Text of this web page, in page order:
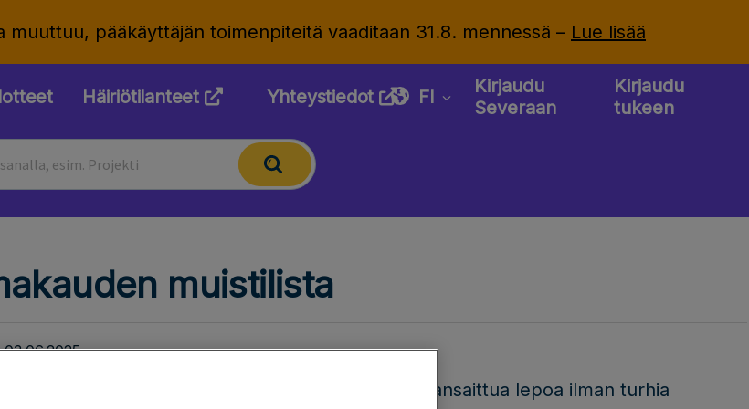
pääkäyttäjän toimenpiteitä vaaditaan 31.8. mennessä – Lue lisää
Häiriötilanteet Yhteystiedot FI
Kirjaudu
Severaan
Kirjaudu
tukeen
muistilista
ovat koittamassa, ja jotta yrityksesi voi nauttia ansaittua lepoa ilman turhia